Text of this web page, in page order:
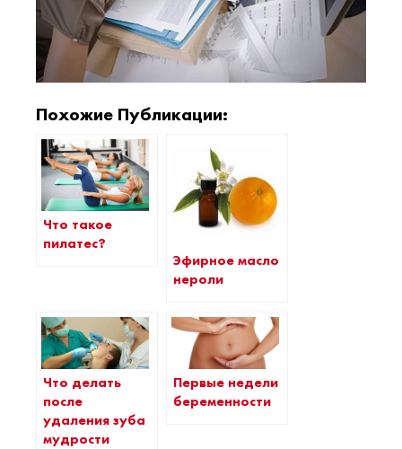
Похожие Публикации:
Что такое
пилатес?
Эфирное масло
нероли
Что делать
после
удаления зуба
мудрости
Первые недели
беременности